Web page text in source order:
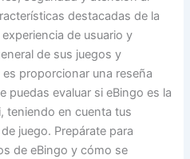
destacadas de la
de usuario y
de sus juegos y
proporcionar una reseña
puedas evaluar si eBingo es la
teniendo en cuenta tus
juego. Prepárate para
de eBingo y cómo se